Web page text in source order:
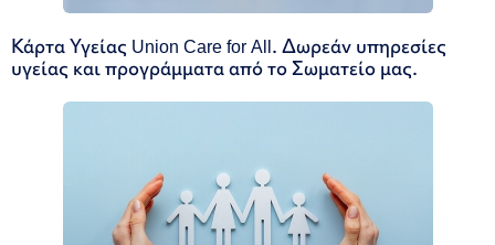
Κάρτα Υγείας Union Care for All. Δωρεάν υπηρεσίες
υγείας και προγράμματα από το Σωματείο μας.